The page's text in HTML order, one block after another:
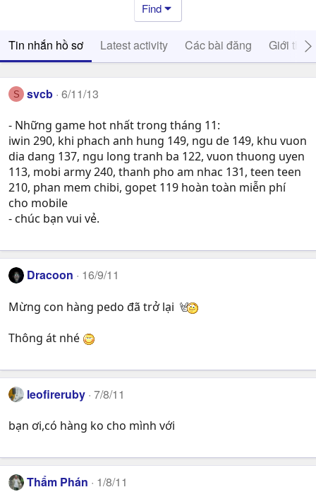
Find
Tin nhắn hồ sơ Latest activity Các bài đăng Giới thiệu
S svcb 6/11/13
- Những game hot nhất trong tháng 11:
iwin 290, khi phach anh hung 149, ngu de 149, khu vuon
dia dang 137, ngu long tranh ba 122, vuon thuong uyen
113, mobi army 240, thanh pho am nhac 131, teen teen
210, phan mem chibi, gopet 119 hoàn toàn miễn phí
cho mobile
- chúc bạn vui vẻ.
Dracoon 16/9/11
Mừng con hàng pedo đã trở lại
Thông át nhé
leofireruby 7/8/11
bạn ơi,có hàng ko cho mình với
Thẩm Phán 1/8/11